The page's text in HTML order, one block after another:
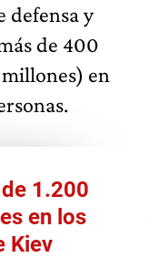
defensa y
de 400
en
1.200
en los
Kiev